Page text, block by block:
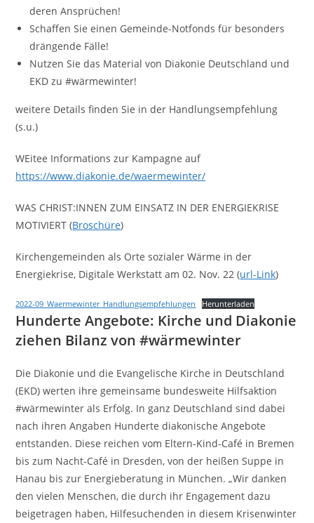
deren Ansprüchen!
Schaffen Sie einen Gemeinde-Notfonds für besonders
drängende Fälle!
Nutzen Sie das Material von Diakonie Deutschland und
EKD zu #wärmewinter!
weitere Details finden Sie in der Handlungsempfehlung
(s.u.)
WEitee Informations zur Kampagne auf
https://www.diakonie.de/waermewinter/
WAS CHRIST:INNEN ZUM EINSATZ IN DER ENERGIEKRISE
MOTIVIERT (Broschüre)
Kirchengemeinden als Orte sozialer Wärme in der
Energiekrise, Digitale Werkstatt am 02. Nov. 22 (url-Link)
2022-09_Waermewinter_Handlungsempfehlungen Herunterladen
Hunderte Angebote: Kirche und Diakonie
ziehen Bilanz von #wärmewinter
Die Diakonie und die Evangelische Kirche in Deutschland
(EKD) werten ihre gemeinsame bundesweite Hilfsaktion
#wärmewinter als Erfolg. In ganz Deutschland sind dabei
nach ihren Angaben Hunderte diakonische Angebote
entstanden. Diese reichen vom Eltern-Kind-Café in Bremen
bis zum Nacht-Café in Dresden, von der heißen Suppe in
Hanau bis zur Energieberatung in München. „Wir danken
den vielen Menschen, die durch ihr Engagement dazu
beigetragen haben, Hilfesuchenden in diesem Krisenwinter